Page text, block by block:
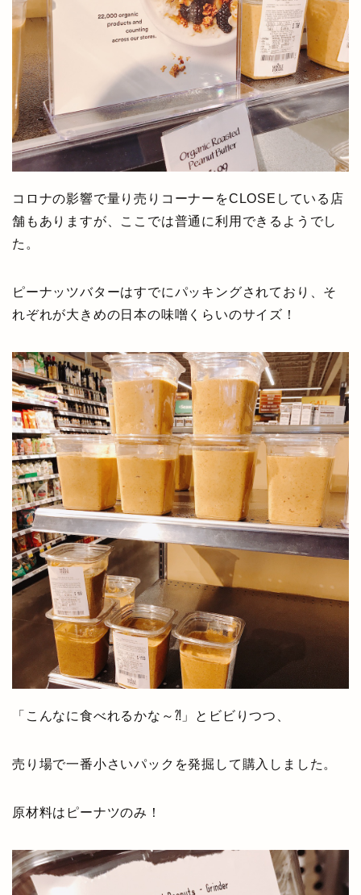
コロナの影響で量り売りコーナーをCLOSEしている店
舗もありますが、ここでは普通に利用できるようでし
た。
ピーナッツバターはすでにパッキングされており、そ
れぞれが大きめの日本の味噌くらいのサイズ！
「こんなに食べれるかな～⁈」とビビりつつ、
売り場で一番小さいパックを発掘して購入しました。
原材料はピーナツのみ！